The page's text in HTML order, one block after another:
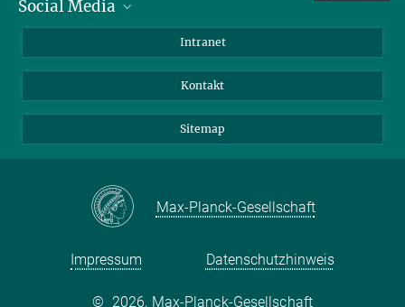
Social Media
Intranet
Kontakt
Sitemap
Max-Planck-Gesellschaft
Impressum Datenschutzhinweis
© 2026, Max-Planck-Gesellschaft